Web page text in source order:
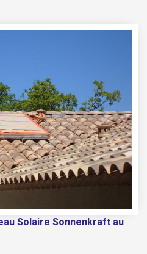
Solaire Sonnenkraft au